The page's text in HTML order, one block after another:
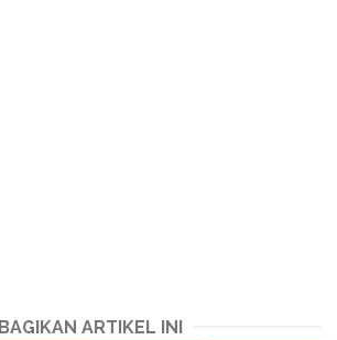
BAGIKAN ARTIKEL INI